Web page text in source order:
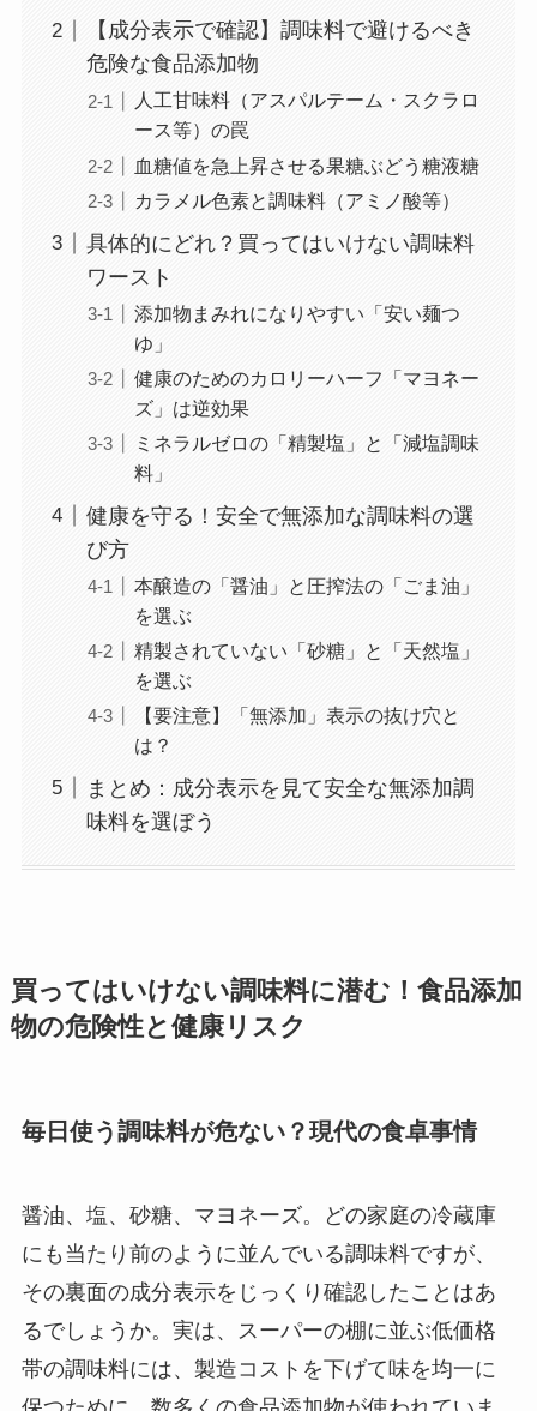
【成分表示で確認】調味料で避けるべき
危険な食品添加物
人工甘味料（アスパルテーム・スクラロ
ース等）の罠
血糖値を急上昇させる果糖ぶどう糖液糖
カラメル色素と調味料（アミノ酸等）
具体的にどれ？買ってはいけない調味料
ワースト
添加物まみれになりやすい「安い麺つ
ゆ」
健康のためのカロリーハーフ「マヨネー
ズ」は逆効果
ミネラルゼロの「精製塩」と「減塩調味
料」
健康を守る！安全で無添加な調味料の選
び方
本醸造の「醤油」と圧搾法の「ごま油」
を選ぶ
精製されていない「砂糖」と「天然塩」
を選ぶ
【要注意】「無添加」表示の抜け穴と
は？
まとめ：成分表示を見て安全な無添加調
味料を選ぼう
買ってはいけない調味料に潜む！食品添加
物の危険性と健康リスク
毎日使う調味料が危ない？現代の食卓事情
醤油、塩、砂糖、マヨネーズ。どの家庭の冷蔵庫
にも当たり前のように並んでいる調味料ですが、
その裏面の成分表示をじっくり確認したことはあ
るでしょうか。実は、スーパーの棚に並ぶ低価格
帯の調味料には、製造コストを下げて味を均一に